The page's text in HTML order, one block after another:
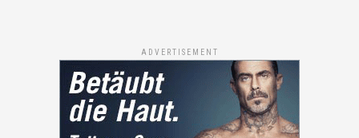
ADVERTISEMENT